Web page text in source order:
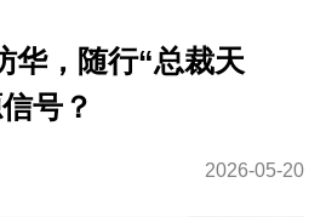
华，随行“总裁天
号？
2026-05-20